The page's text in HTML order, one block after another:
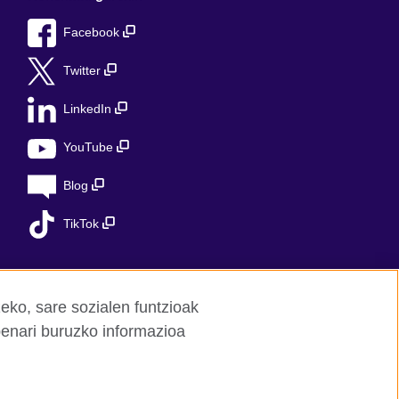
Facebook
Twitter
LinkedIn
YouTube
Blog
TikTok
sare sozialen funtzioak
buruzko informazioa